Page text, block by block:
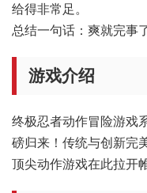
给得非常足。
总结一句话：爽就完事
游戏介绍
终极忍者动作冒险游戏
磅归来！传统与创新完
顶尖动作游戏在此拉开